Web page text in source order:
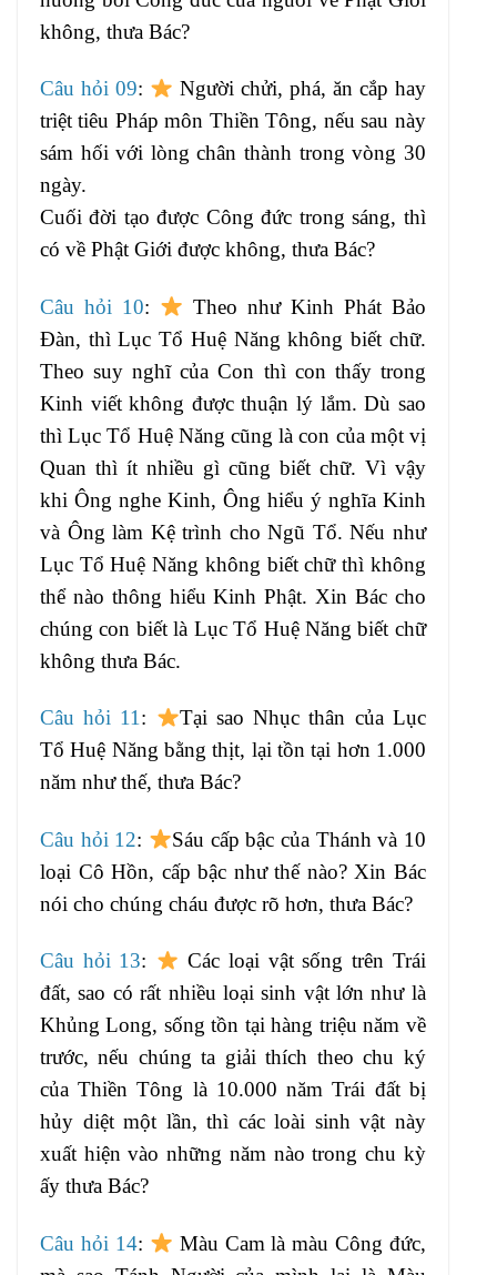
không, thưa Bác?
Câu hỏi 09:
Người chửi, phá, ăn cắp hay
triệt tiêu Pháp môn Thiền Tông, nếu sau này
sám hối với lòng chân thành trong vòng 30
ngày.
Cuối đời tạo được Công đức trong sáng, thì
có về Phật Giới được không, thưa Bác?
Câu hỏi 10:
Theo như Kinh Phát Bảo
Đàn, thì Lục Tổ Huệ Năng không biết chữ.
Theo suy nghĩ của Con thì con thấy trong
Kinh viết không được thuận lý lắm. Dù sao
thì Lục Tổ Huệ Năng cũng là con của một vị
Quan thì ít nhiều gì cũng biết chữ. Vì vậy
khi Ông nghe Kinh, Ông hiểu ý nghĩa Kinh
và Ông làm Kệ trình cho Ngũ Tổ. Nếu như
Lục Tổ Huệ Năng không biết chữ thì không
thể nào thông hiểu Kinh Phật. Xin Bác cho
chúng con biết là Lục Tổ Huệ Năng biết chữ
không thưa Bác.
Câu hỏi 11:
Tại sao Nhục thân của Lục
Tổ Huệ Năng bằng thịt, lại tồn tại hơn 1.000
năm như thế, thưa Bác?
Câu hỏi 12:
Sáu cấp bậc của Thánh và 10
loại Cô Hồn, cấp bậc như thế nào? Xin Bác
nói cho chúng cháu được rõ hơn, thưa Bác?
Câu hỏi 13:
Các loại vật sống trên Trái
đất, sao có rất nhiều loại sinh vật lớn như là
Khủng Long, sống tồn tại hàng triệu năm về
trước, nếu chúng ta giải thích theo chu ký
của Thiền Tông là 10.000 năm Trái đất bị
hủy diệt một lần, thì các loài sinh vật này
xuất hiện vào những năm nào trong chu kỳ
ấy thưa Bác?
Câu hỏi 14:
Màu Cam là màu Công đức,